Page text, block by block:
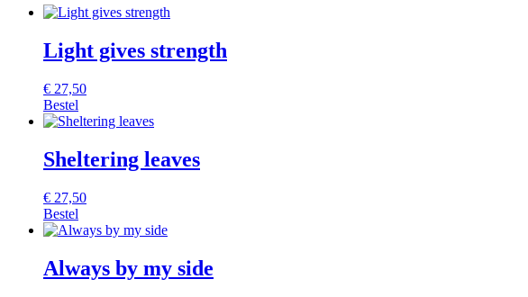
Light gives strength
€ 27,50
Bestel
Sheltering leaves
€ 27,50
Bestel
Always by my side